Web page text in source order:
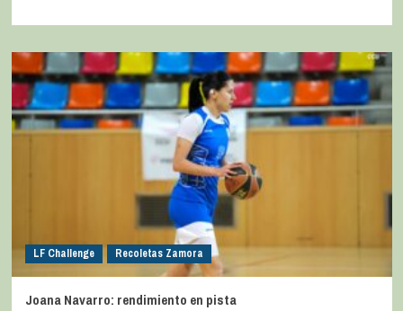
LF Challenge Recoletas Zamora
Joana Navarro: rendimiento en pista